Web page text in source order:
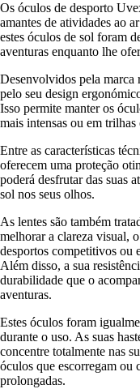
Os óculos de desporto
amantes de atividades ao
estes óculos de sol foram
aventuras enquanto lhe
Desenvolvidos pela marca
pelo seu design
Isso permite manter os
mais intensas ou em
Entre as características
oferecem uma proteção
poderá desfrutar das suas
sol nos seus olhos.
As lentes são também
melhorar a clareza visual,
desportos competitivos ou
Além disso, a sua
durabilidade que o
aventuras.
Estes óculos foram
durante o uso. As suas
concentre totalmente nas
óculos que escorregam ou
prolongadas.